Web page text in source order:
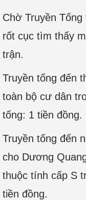
Chờ Truyền
rốt cục tìm thấy
trận.
Truyền tống đến
toàn bộ cư dân
tống: 1 tiền đồng.
Truyền tống đến
cho Dương
thuộc tính cấp S
tiền đồng.